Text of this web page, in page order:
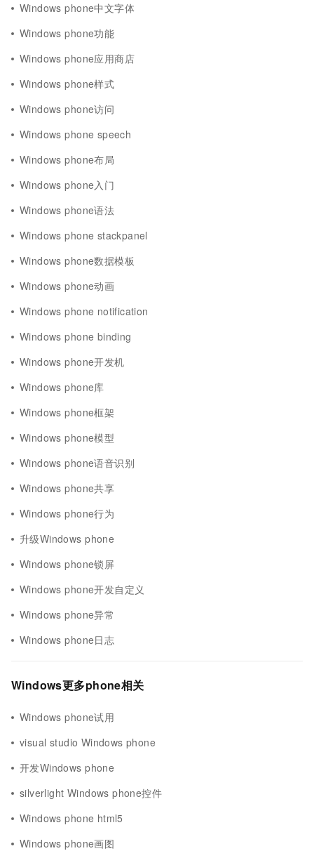
Windows phone中文字体
Windows phone功能
Windows phone应用商店
Windows phone样式
Windows phone访问
Windows phone speech
Windows phone布局
Windows phone入门
Windows phone语法
Windows phone stackpanel
Windows phone数据模板
Windows phone动画
Windows phone notification
Windows phone binding
Windows phone开发机
Windows phone库
Windows phone框架
Windows phone模型
Windows phone语音识别
Windows phone共享
Windows phone行为
升级Windows phone
Windows phone锁屏
Windows phone开发自定义
Windows phone异常
Windows phone日志
Windows更多phone相关
Windows phone试用
visual studio Windows phone
开发Windows phone
silverlight Windows phone控件
Windows phone html5
Windows phone画图